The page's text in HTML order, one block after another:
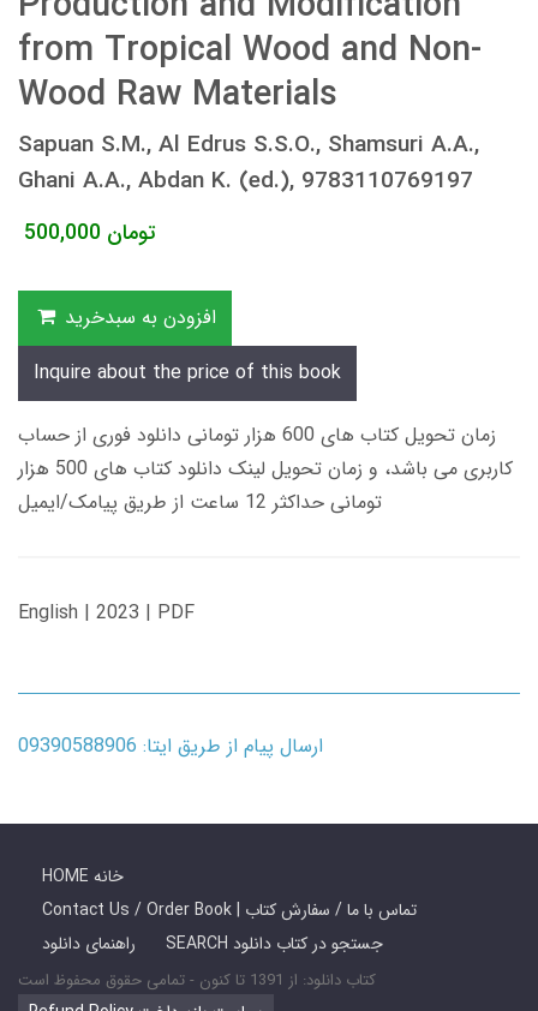
from Tropical Wood and Non-
Wood Raw Materials
Sapuan S.M., Al Edrus S.S.O., Shamsuri A.A.,
Ghani A.A., Abdan K. (ed.), 9783110769197
500,000 تومان
افزودن به سبدخرید
Inquire about the price of this book
زمان تحویل کتاب های 600 هزار تومانی دانلود فوری از حساب
کاربری می باشد، و زمان تحویل لینک دانلود کتاب های 500 هزار
تومانی حداکثر 12 ساعت از طریق پیامک/ایمیل
English | 2023 | PDF
ارسال پیام از طریق ایتا: 09390588906
HOME خانه
Contact Us / Order Book | تماس با ما / سفارش کتاب
راهنمای دانلود
SEARCH جستجو در کتاب دانلود
کتاب دانلود: از 1391 تا کنون - تمامی حقوق محفوظ است